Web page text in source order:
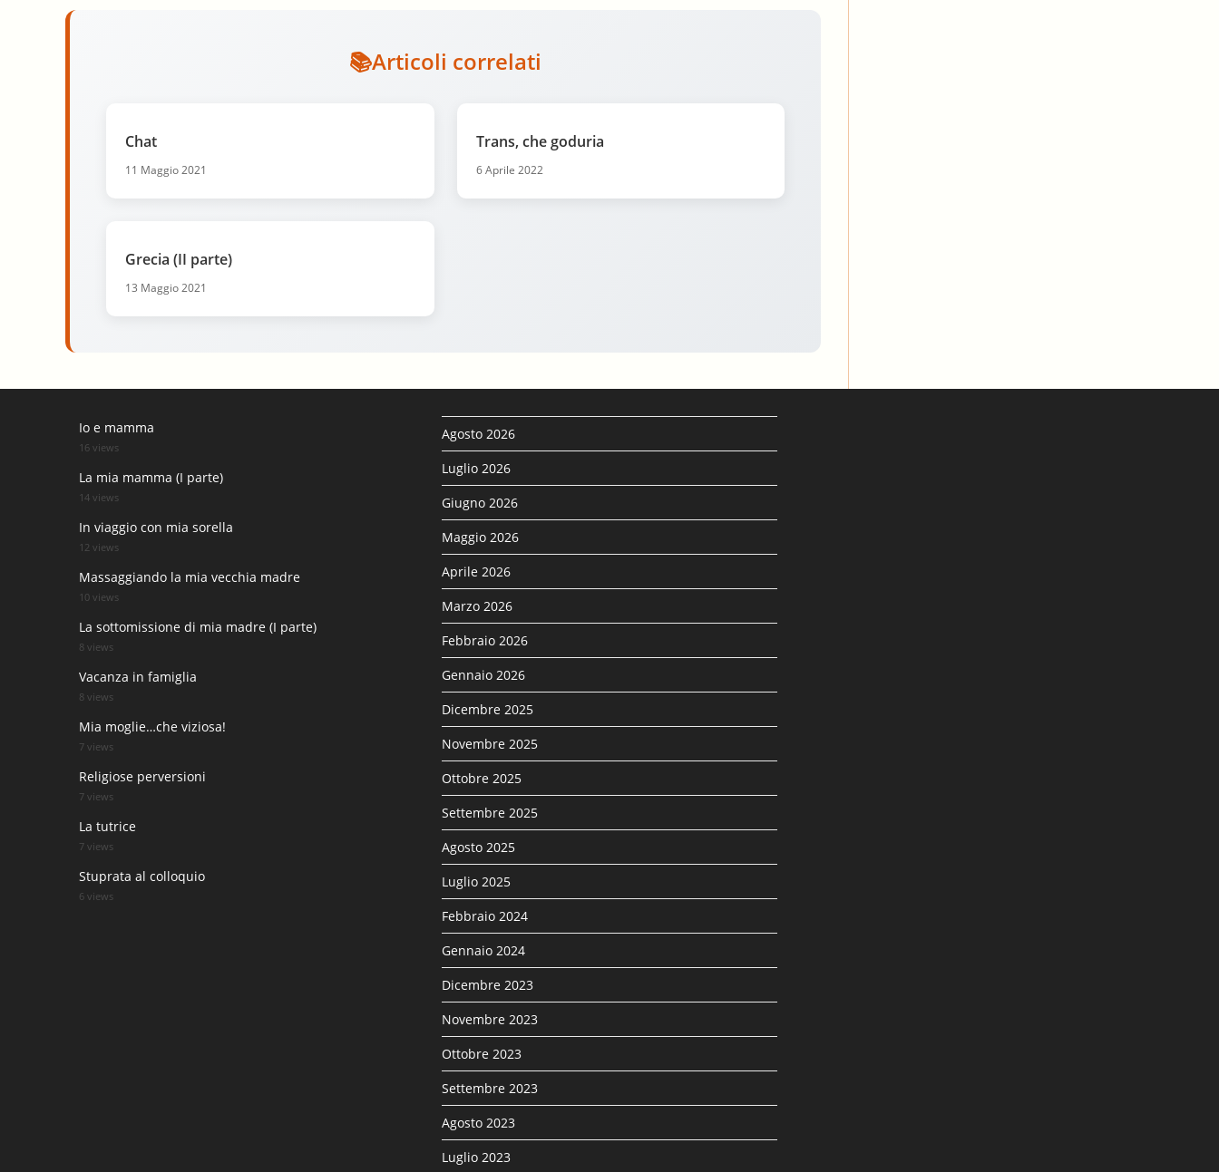
Articoli correlati
Chat
11 Maggio 2021
Trans, che goduria
6 Aprile 2022
Grecia (II parte)
13 Maggio 2021
Io e mamma
16 views
La mia mamma (I parte)
14 views
In viaggio con mia sorella
12 views
Massaggiando la mia vecchia madre
10 views
La sottomissione di mia madre (I parte)
8 views
Vacanza in famiglia
8 views
Mia moglie…che viziosa!
7 views
Religiose perversioni
7 views
La tutrice
7 views
Stuprata al colloquio
6 views
Agosto 2026
Luglio 2026
Giugno 2026
Maggio 2026
Aprile 2026
Marzo 2026
Febbraio 2026
Gennaio 2026
Dicembre 2025
Novembre 2025
Ottobre 2025
Settembre 2025
Agosto 2025
Luglio 2025
Febbraio 2024
Gennaio 2024
Dicembre 2023
Novembre 2023
Ottobre 2023
Settembre 2023
Agosto 2023
Luglio 2023